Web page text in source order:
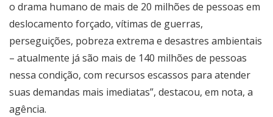
o drama humano de mais de 20 milhões de pessoas em
deslocamento forçado, vítimas de guerras,
perseguições, pobreza extrema e desastres ambientais
– atualmente já são mais de 140 milhões de pessoas
nessa condição, com recursos escassos para atender
suas demandas mais imediatas”, destacou, em nota, a
agência.